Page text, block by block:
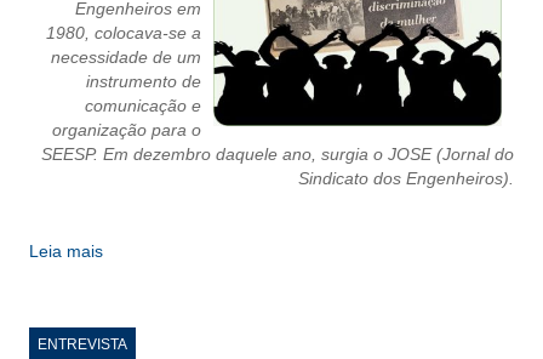
GUIA DAS ENGENHARIAS
CONTATO
CURSOS
ENGENHEIRO EMPREENDEDOR
PLATAFORMAS GRATUITAS
Engenheiros em
1980, colocava-se a
necessidade de um
instrumento de
comunicação e
organização para o
SEESP. Em dezembro daquele ano, surgia o JOSE (Jornal do
Sindicato dos Engenheiros).
Leia mais
ENTREVISTA